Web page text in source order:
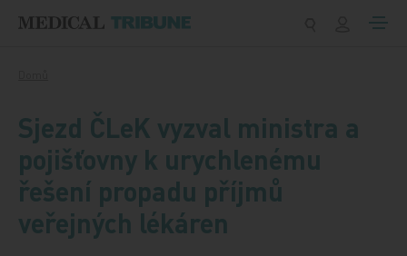
Sjezd ČLeK vyzval ministra a
pojišťovny k urychlenému
řešení propadu příjmů
veřejných lékáren